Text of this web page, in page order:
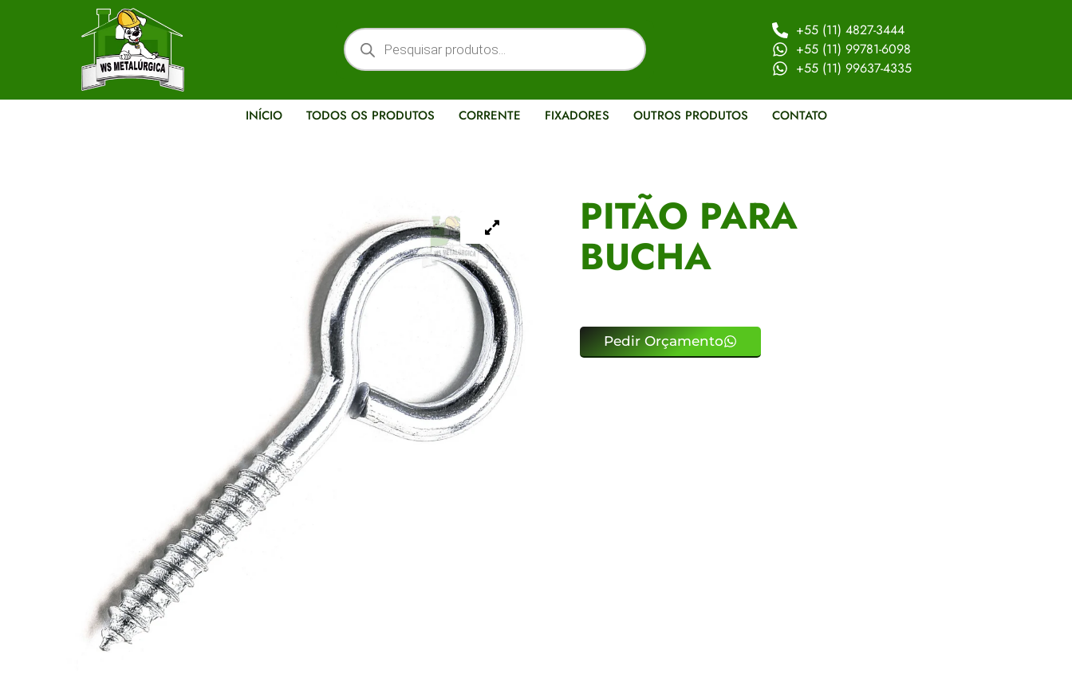
+55 (11) 4827-3444
+55 (11) 99781-6098
+55 (11) 99637-4335
INÍCIO TODOS OS PRODUTOS CORRENTE FIXADORES OUTROS PRODUTOS CONTATO
PITÃO PARA
BUCHA
Pedir Orçamento